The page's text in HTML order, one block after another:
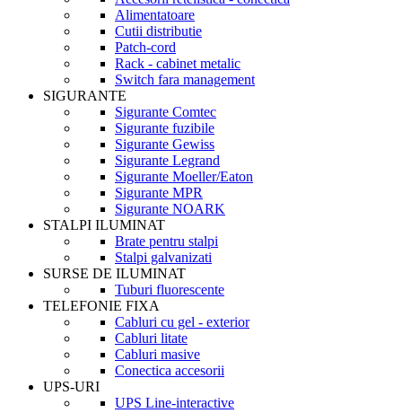
Alimentatoare
Cutii distributie
Patch-cord
Rack - cabinet metalic
Switch fara management
SIGURANTE
Sigurante Comtec
Sigurante fuzibile
Sigurante Gewiss
Sigurante Legrand
Sigurante Moeller/Eaton
Sigurante MPR
Sigurante NOARK
STALPI ILUMINAT
Brate pentru stalpi
Stalpi galvanizati
SURSE DE ILUMINAT
Tuburi fluorescente
TELEFONIE FIXA
Cabluri cu gel - exterior
Cabluri litate
Cabluri masive
Conectica accesorii
UPS-URI
UPS Line-interactive